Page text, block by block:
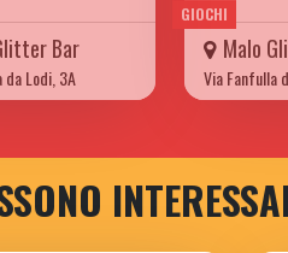
Bar
da Lodi, 3A
GIOCHI
Malo
Via Fanfulla